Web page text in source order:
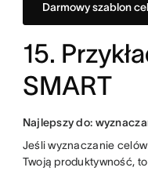
Darmowy szablon
15.
SMART
Najlepszy do:
Jeśli wyznaczanie
Twoją produktywność,